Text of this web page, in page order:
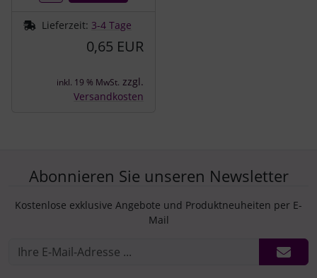
Lieferzeit: 3-4 Tage
0,65 EUR
inkl. 19 % MwSt. zzgl.
Versandkosten
Abonnieren Sie unseren Newsletter
Kostenlose exklusive Angebote und Produktneuheiten per E-
Mail